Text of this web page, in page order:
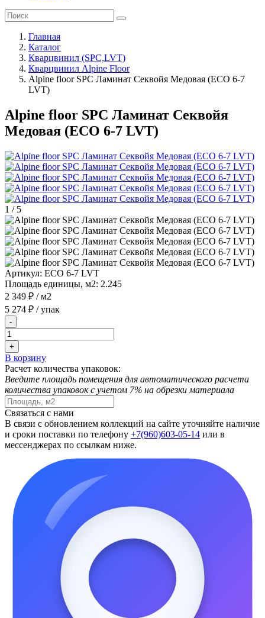
Главная
Каталог
Кварцвинил (SPC,LVT)
Кварцвинил Alpine Floor
Alpine floor SPC Ламинат Секвойя Медовая (ЕСО 6-7
LVT)
Alpine floor SPC Ламинат Секвойя
Медовая (ЕСО 6-7 LVT)
1 / 5
Артикул: ЕСО 6-7 LVT
Площадь единицы, м2: 2.245
2 349 ₽ / м2
5 274 ₽ / упак
-
+
В корзину
Расчет количества упаковок:
Введите площадь помещения для автоматического расчета
количества упаковок с учетом 7% на обрезки материала
Связаться с нами
В связи с обновлением коллекций на сайте уточняйте наличие
и сроки поставки по телефону +7(960)603-05-14 или в
мессенджерах по ссылкам ниже.